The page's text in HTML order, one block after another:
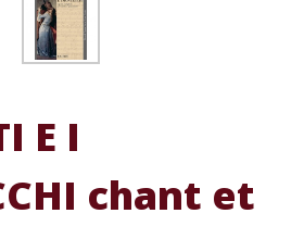
E I
chant et